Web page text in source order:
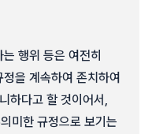
행위 등은 여전히
을 계속하여 존치하여
하다고 할 것이어서,
미한 규정으로 보기는